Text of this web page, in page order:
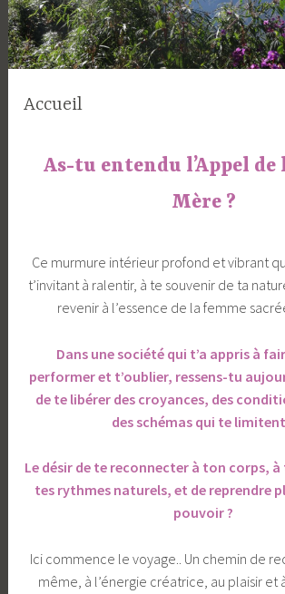
Accueil
As-tu entendu l’Appel de
Mère ?
Ce murmure intérieur profond et vibrant
t’invitant à ralentir, à te souvenir de ta
revenir à l’essence de la femme
Dans une société qui t’a appris à
performer et t’oublier, ressens-tu
de te libérer des croyances, des
des schémas qui te
Le désir de te reconnecter à ton corps,
tes rythmes naturels, et de reprendre
pouvoir ?
Ici commence le voyage.. Un chemin de
même, à l’énergie créatrice, au plaisir et